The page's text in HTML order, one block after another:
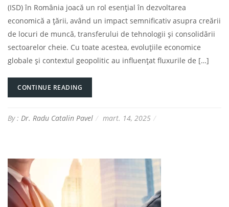
(ISD) în România joacă un rol esențial în dezvoltarea
economică a țării, având un impact semnificativ asupra creării
de locuri de muncă, transferului de tehnologii și consolidării
sectoarelor cheie. Cu toate acestea, evoluțiile economice
globale și contextul geopolitic au influențat fluxurile de […]
CONTINUE READING
By : Dr. Radu Catalin Pavel mart. 14, 2025